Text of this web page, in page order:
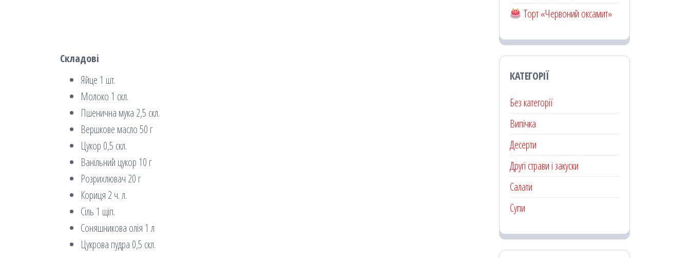
Складові
Яйце 1 шт.
Молоко 1 скл.
Пшенична мука 2,5 скл.
Вершкове масло 50 г
Цукор 0,5 скл.
Ванільний цукор 10 г
Розрихлювач 20 г
Кориця 2 ч. л.
Сіль 1 щіп.
Соняшникова олія 1 л
Цукрова пудра 0,5 скл.
Торт «Червоний оксамит»
КАТЕГОРІЇ
Без категорії
Випічка
Десерти
Другі страви і закуски
Салати
Супи